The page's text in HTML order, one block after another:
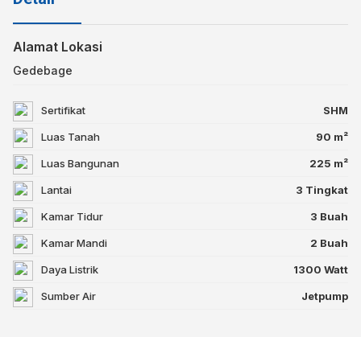
Alamat Lokasi
Gedebage
Sertifikat SHM
Luas Tanah 90 m²
Luas Bangunan 225 m²
Lantai 3 Tingkat
Kamar Tidur 3 Buah
Kamar Mandi 2 Buah
Daya Listrik 1300 Watt
Sumber Air Jetpump